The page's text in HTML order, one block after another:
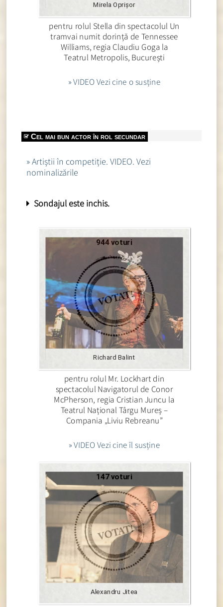
Mirela Oprișor
pentru rolul Stella din spectacolul Un
tramvai numit dorință de Tennessee
Williams, regia Claudiu Goga la
Teatrul Metropolis, București
» VIDEO Vezi cine o susține
Cel mai bun actor în rol secundar
» Artiștii în competiție. VIDEO. Vezi
nominalizările
Sondajul este inchis.
Richard Balint
944 voturi
pentru rolul Mr. Lockhart din
spectacolul Navigatorul de Conor
McPherson, regia Cristian Juncu la
Teatrul Național Târgu Mureș –
Compania „Liviu Rebreanu”
» VIDEO Vezi cine îl susține
Alexandru Jitea
147 voturi